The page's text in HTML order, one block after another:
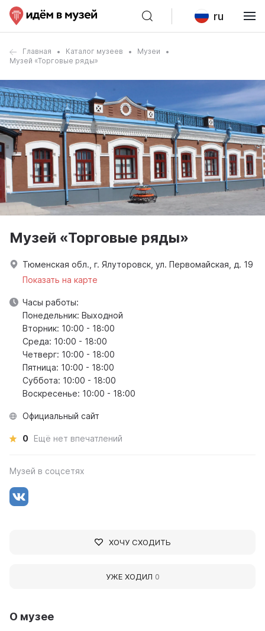
ru
Главная Каталог музеев
Музеи
Музей «Торговые ряды»
О музее
Музей «Торговые ряды»
Тюменская обл., г. Ялуторовск, ул. Первомайская, д. 19
Показать на карте
Часы работы:
Понедельник: Выходной
Вторник: 10:00 - 18:00
Среда: 10:00 - 18:00
Четверг: 10:00 - 18:00
Пятница: 10:00 - 18:00
Суббота: 10:00 - 18:00
Воскресенье: 10:00 - 18:00
Официальный сайт
0 Ещё нет впечатлений
Музей в соцсетях
ХОЧУ СХОДИТЬ
УЖЕ ХОДИЛ 0